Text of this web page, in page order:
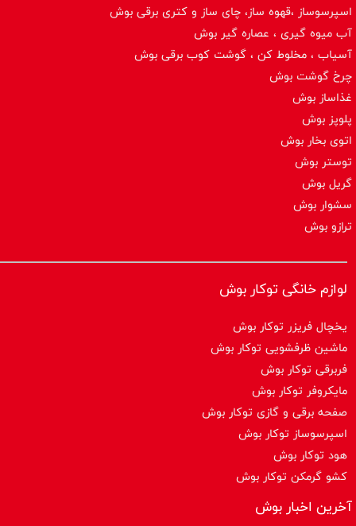
اسپرسوساز ،قهوه ساز، چای ساز و کتری برقی بوش
آب میوه گیری ، عصاره گیر بوش
آسیاب ، مخلوط کن ، گوشت کوب برقی بوش
چرخ گوشت بوش
غذاساز بوش
پلوپز بوش
اتوی بخار بوش
توستر بوش
گریل بوش
سشوار بوش
ترازو بوش
لوازم خانگی توکار بوش
یخچال فریزر توکار بوش
ماشین ظرفشویی توکار بوش
فربرقی توکار بوش
مایکروفر توکار بوش
صفحه برقی و گازی توکار بوش
اسپرسوساز توكار بوش
هود توکار بوش
کشو گرمکن توکار بوش
آخرین اخبار بوش